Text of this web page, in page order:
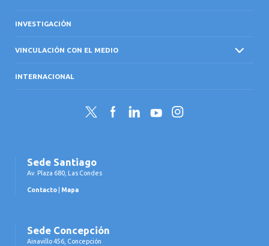
INVESTIGACIÓN
VINCULACIÓN CON EL MEDIO
INTERNACIONAL
Twitter FacebookLinkedInYouTubeInstagram
Sede Santiago
Av. Plaza 680, Las Condes
Contacto Mapa
Sede Concepción
Ainavillo 456, Concepción